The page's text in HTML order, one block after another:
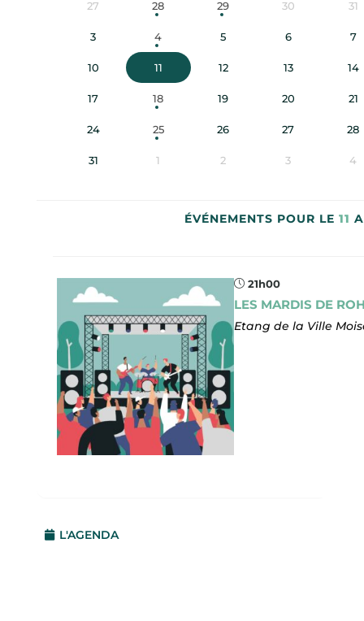
27 28 29 30 31
3 4 5 6 7
10 11 12 13 14
17 18 19 20 21
24 25 26 27 28
31 1 2 3 4
ÉVÉNEMENTS POUR LE 11
21h00
LES MARDIS DE
Etang de la Ville
L'AGENDA